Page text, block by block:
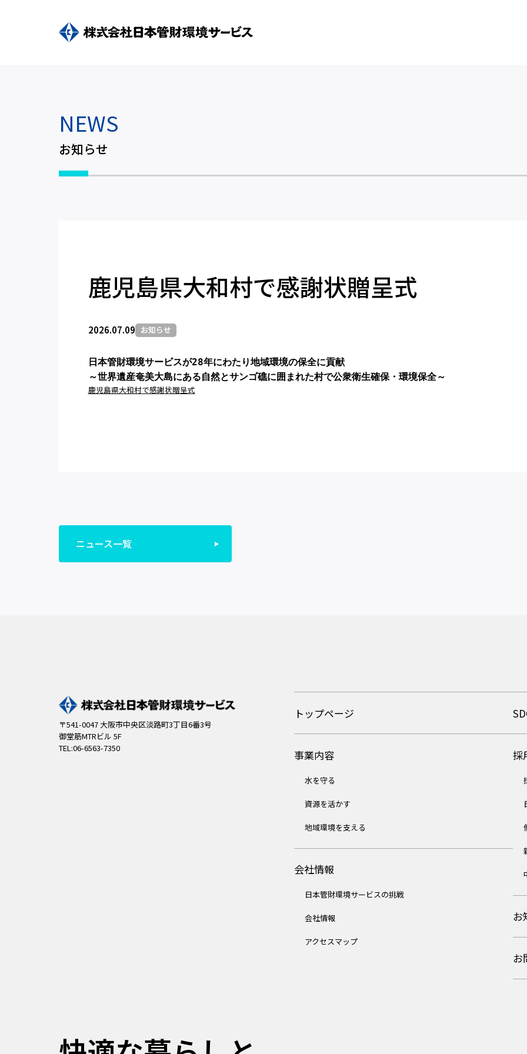
NEWS
お知らせ
鹿児島県大和村で感謝状贈呈式
2026.07.09 お知らせ
日本管財環境サービスが28年にわたり地域環境の保全に貢献
～世界遺産奄美大島にある自然とサンゴ礁に囲まれた村で公衆衛生確保・環境保全～
鹿児島県大和村で感謝状贈呈式
ニュース一覧
〒541-0047 大阪市中央区淡路町3丁目6番3号
御堂筋MTRビル 5F
TEL:06-6563-7350
トップページ
事業内容
水を守る
資源を活かす
地域環境を支える
会社情報
日本管財環境サービスの挑戦
会社情報
アクセスマップ
採
お
お